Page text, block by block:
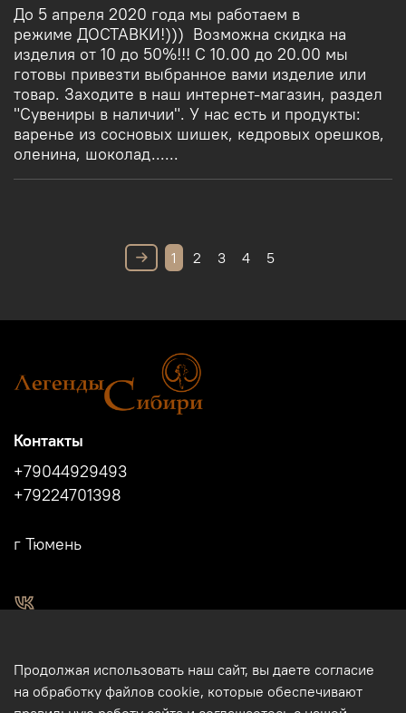
До 5 апреля 2020 года мы работаем в
режиме ДОСТАВКИ!))) Возможна скидка на
изделия от 10 до 50%!!! С 10.00 до 20.00 мы
готовы привезти выбранное вами изделие или
товар. Заходите в наш интернет-магазин, раздел
"Сувениры в наличии". У нас есть и продукты:
варенье из сосновых шишек, кедровых орешков,
оленина, шоколад......
1 2 3 4 5
Контакты
+79044929493
+79224701398
г Тюмень
Магазин подарков и сувениров в Тюмени. Тюменские
сувениры. Подарки и сувениры из кости, бивня мамонта в
Продолжая использовать наш сайт, вы даете согласие
на обработку файлов cookie, которые обеспечивают